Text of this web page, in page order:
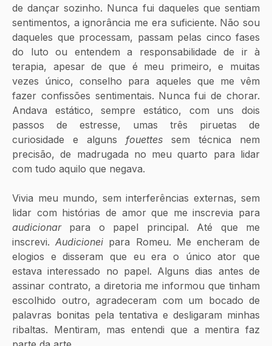
de dançar sozinho. Nunca fui daqueles que sentiam
sentimentos, a ignorância me era suficiente. Não sou
daqueles que processam, passam pelas cinco fases
do luto ou entendem a responsabilidade de ir à
terapia, apesar de que é meu primeiro, e muitas
vezes único, conselho para aqueles que me vêm
fazer confissões sentimentais. Nunca fui de chorar.
Andava estático, sempre estático, com uns dois
passos de estresse, umas três piruetas de
curiosidade e alguns fouettes sem técnica nem
precisão, de madrugada no meu quarto para lidar
com tudo aquilo que negava.
Vivia meu mundo, sem interferências externas, sem
audicionar para o papel principal. Até que me
inscrevi. Audicionei para Romeu. Me encheram de
elogios e disseram que eu era o único ator que
estava interessado no papel. Alguns dias antes de
assinar contrato, a diretoria me informou que tinham
escolhido outro, agradeceram com um bocado de
palavras bonitas pela tentativa e desligaram minhas
ribaltas. Mentiram, mas entendi que a mentira faz